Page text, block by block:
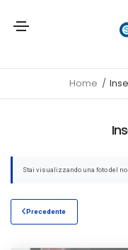
Home
Stai visualizzando una foto del
Precedente